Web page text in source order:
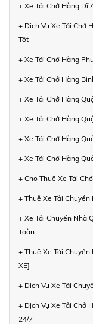
+ Xe Tải Chở Hàng Dĩ
+ Dịch Vụ Xe Tải Chở
Tốt
+ Xe Tải Chở Hàng
+ Xe Tải Chở Hàng
+ Xe Tải Chở Hàng
+ Xe Tải Chở Hàng
+ Xe Tải Chở Hàng
+ Xe Tải Chở Hàng
+ Cho Thuê Xe Tải
+ Thuê Xe Tải
+ Xe Tải Chuyển Nhà
Toàn
+ Thuê Xe Tải
XE]
+ Dịch Vụ Xe Tải
+ Dịch Vụ Xe Tải Chở
24/7